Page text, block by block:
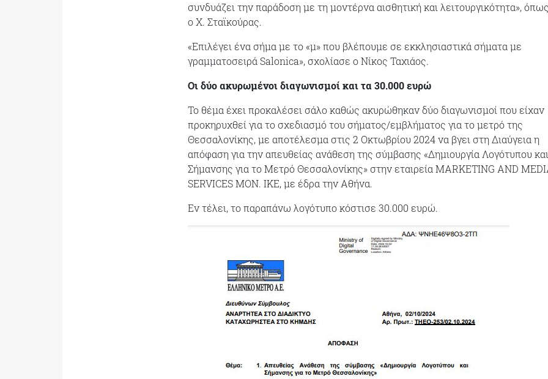
συνδυάζει την παράδοση με τη μοντέρνα αισθητική και λειτουργικότητα»,
ο Χ. Σταϊκούρας.
«Επιλέγει ένα σήμα με το «μ» που βλέπουμε σε εκκλησιαστικά σήματα με
γραμματοσειρά Salonica», σχολίασε ο Νίκος Ταχιάος.
Οι δύο ακυρωμένοι διαγωνισμοί και τα 30.000 ευρώ
Το θέμα έχει προκαλέσει σάλο καθώς ακυρώθηκαν δύο διαγωνισμοί που είχαν
προκηρυχθεί για το σχεδιασμό του σήματος/εμβλήματος για το μετρό της
Θεσσαλονίκης, με αποτέλεσμα στις 2 Οκτωβρίου 2024 να βγει στη Διαύγεια η
απόφαση για την απευθείας ανάθεση της σύμβασης «Δημιουργία Λογότυπου και
Σήμανσης για το Μετρό Θεσσαλονίκης» στην εταιρεία MARKETING AND
SERVICES MON. IKE, με έδρα την Αθήνα.
Εν τέλει, το παραπάνω λογότυπο κόστισε 30.000 ευρώ.